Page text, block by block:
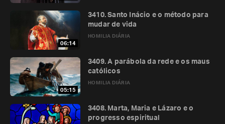
06:14
HOMILIA DIÁRIA
3410. Santo Inácio e o método para
mudar de vida
05:15
HOMILIA DIÁRIA
3409. A parábola da rede e os maus
católicos
3408. Marta, Maria e Lázaro e o
progresso espiritual